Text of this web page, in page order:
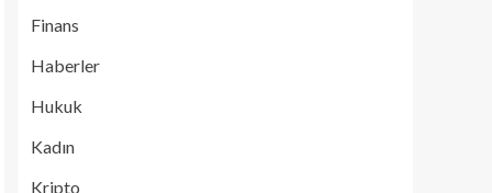
Finans
Haberler
Hukuk
Kadın
Kripto